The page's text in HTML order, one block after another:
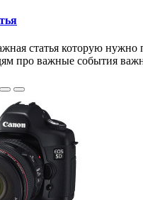
статья которую нужно
про важные события